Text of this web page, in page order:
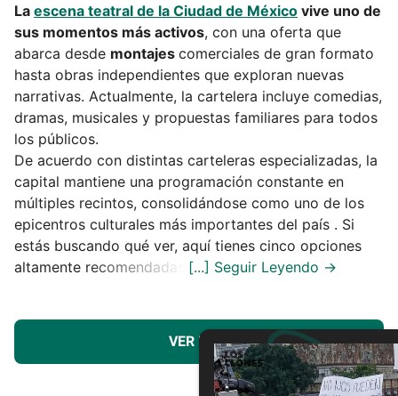
La escena teatral de la Ciudad de México vive uno de
sus momentos más activos, con una oferta que
abarca desde montajes comerciales de gran formato
hasta obras independientes que exploran nuevas
narrativas. Actualmente, la cartelera incluye comedias,
dramas, musicales y propuestas familiares para todos
los públicos.
De acuerdo con distintas carteleras especializadas, la
capital mantiene una programación constante en
múltiples recintos, consolidándose como uno de los
epicentros culturales más importantes del país . Si
estás buscando qué ver, aquí tienes cinco opciones
altamente recomendadas.
VER MÁS